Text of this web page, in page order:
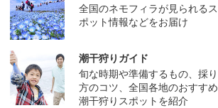
全国のネモフィラが見られるス
ポット情報などをお届け
潮干狩りガイド
旬な時期や準備するもの、採り
方のコツ、全国各地のおすすめ
潮干狩りスポットを紹介